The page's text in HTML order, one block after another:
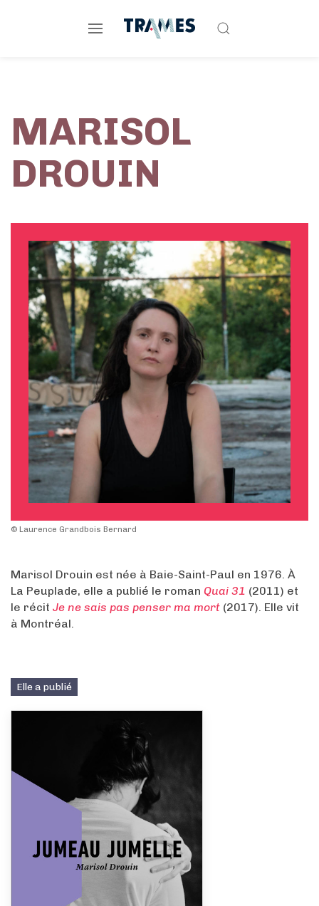
MARISOL
DROUIN
© Laurence Grandbois Bernard
Marisol Drouin est née à Baie-Saint-Paul en 1976. À
La Peuplade, elle a publié le roman Quai 31 (2011) et
le récit Je ne sais pas penser ma mort (2017). Elle vit
à Montréal.
Elle a publié